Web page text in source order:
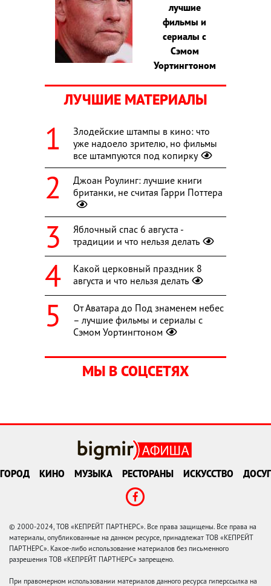
лучшие
фильмы и
сериалы с
Сэмом
Уортингтоном
ЛУЧШИЕ МАТЕРИАЛЫ
Злодейские штампы в кино: что
уже надоело зрителю, но фильмы
все штампуются под копирку
Джоан Роулинг: лучшие книги
британки, не считая Гарри Поттера
Яблочный спас 6 августа -
традиции и что нельзя делать
Какой церковный праздник 8
августа и что нельзя делать
От Аватара до Под знаменем небес
– лучшие фильмы и сериалы с
Сэмом Уортингтоном
МЫ В СОЦСЕТЯХ
ГОРОД КИНО МУЗЫКА РЕСТОРАНЫ ИСКУССТВО ДОСУГ
© 2000-2024, ТОВ «КЕПРЕЙТ ПАРТНЕРС». Все права защищены. Все права на
материалы, опубликованные на данном ресурсе, принадлежат ТОВ «КЕПРЕЙТ
ПАРТНЕРС». Какое-либо использование материалов без письменного
разрешения ТОВ «КЕПРЕЙТ ПАРТНЕРС» запрещено.
При правомерном использовании материалов данного ресурса гиперссылка на